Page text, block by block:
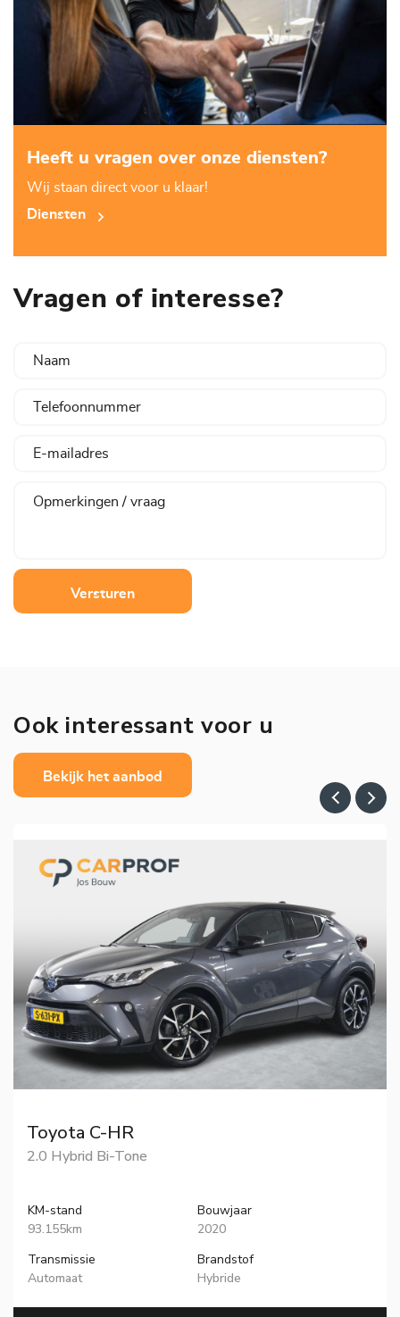
Heeft u vragen over onze diensten?
Wij staan direct voor u klaar!
Diensten
Vragen of interesse?
Versturen
Ook interessant voor u
Bekijk het aanbod
Toyota C-HR
2.0 Hybrid Bi-Tone
KM-stand
93.155km
Bouwjaar
2020
Transmissie
Automaat
Brandstof
Hybride